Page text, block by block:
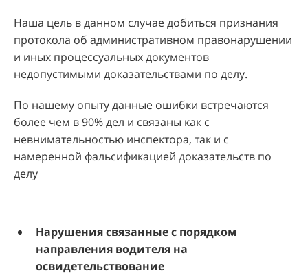
Наша цель в данном случае добиться признания
протокола об административном правонарушении
и иных процессуальных документов
недопустимыми доказательствами по делу.
По нашему опыту данные ошибки встречаются
более чем в 90% дел и связаны как с
невнимательностью инспектора, так и с
намеренной фальсификацией доказательств по
делу
Нарушения связанные с порядком
направления водителя на
освидетельствование